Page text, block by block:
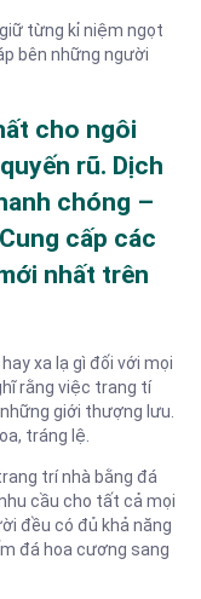
từng kỉ niệm ngọt
bên những người
cho ngôi
rũ. Dịch
chóng –
cấp các
nhất trên
xa lạ gì đối với mọi
rằng việc trang tí
giới thượng lưu.
tráng lệ.
trí nhà bằng đá
cầu cho tất cả mọi
đều có đủ khả năng
đá hoa cương sang